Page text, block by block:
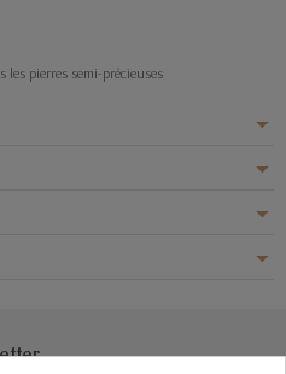
les pierres semi-précieuses